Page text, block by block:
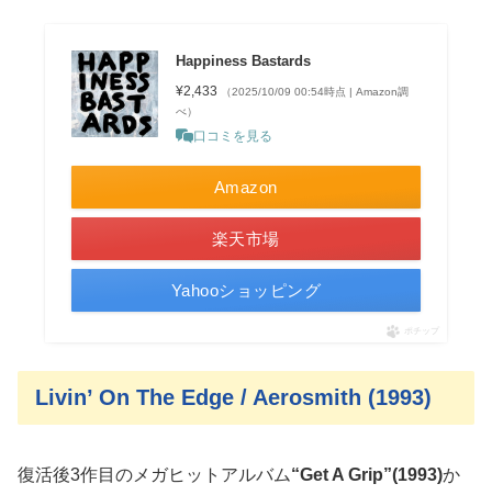
Happiness Bastards
¥2,433
（2025/10/09 00:54時点 | Amazon調
べ）
口コミを見る
Amazon
楽天市場
Yahooショッピング
ポチップ
Livin’ On The Edge / Aerosmith (1993)
復活後3作目のメガヒットアルバム“Get A Grip”(1993)か